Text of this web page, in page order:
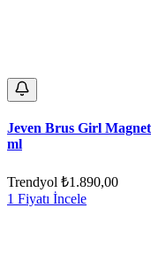
Jeven Brus Girl
ml
Trendyol ₺1.890,00
1 Fiyatı İncele